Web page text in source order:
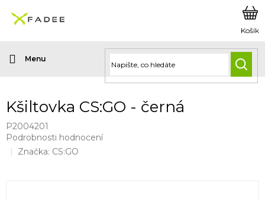
obsah
Kšiltovka CS:GO - černá
P2004201
Průměrné
hodnocení
Podrobnosti hodnocení
Značka: CS:GO